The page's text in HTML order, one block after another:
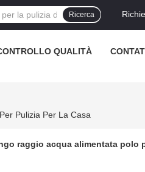
Ricerca
QUALITÀ
Pulizia Per La Casa
raggio acqua alimentata polo